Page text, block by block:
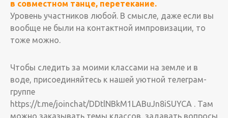
в совместном танце, перетекание.
Уровень участников любой. В смысле, даже если вы
вообще не были на контактной импровизации, то
тоже можно.
Чтобы следить за моими классами на земле и в
воде, присоединяйтесь к нашей уютной телеграм-
группе
https://t.me/joinchat/DDtlNBkM1LABuJn8iSUYCA . Там
можно заказывать темы классов, задавать вопросы